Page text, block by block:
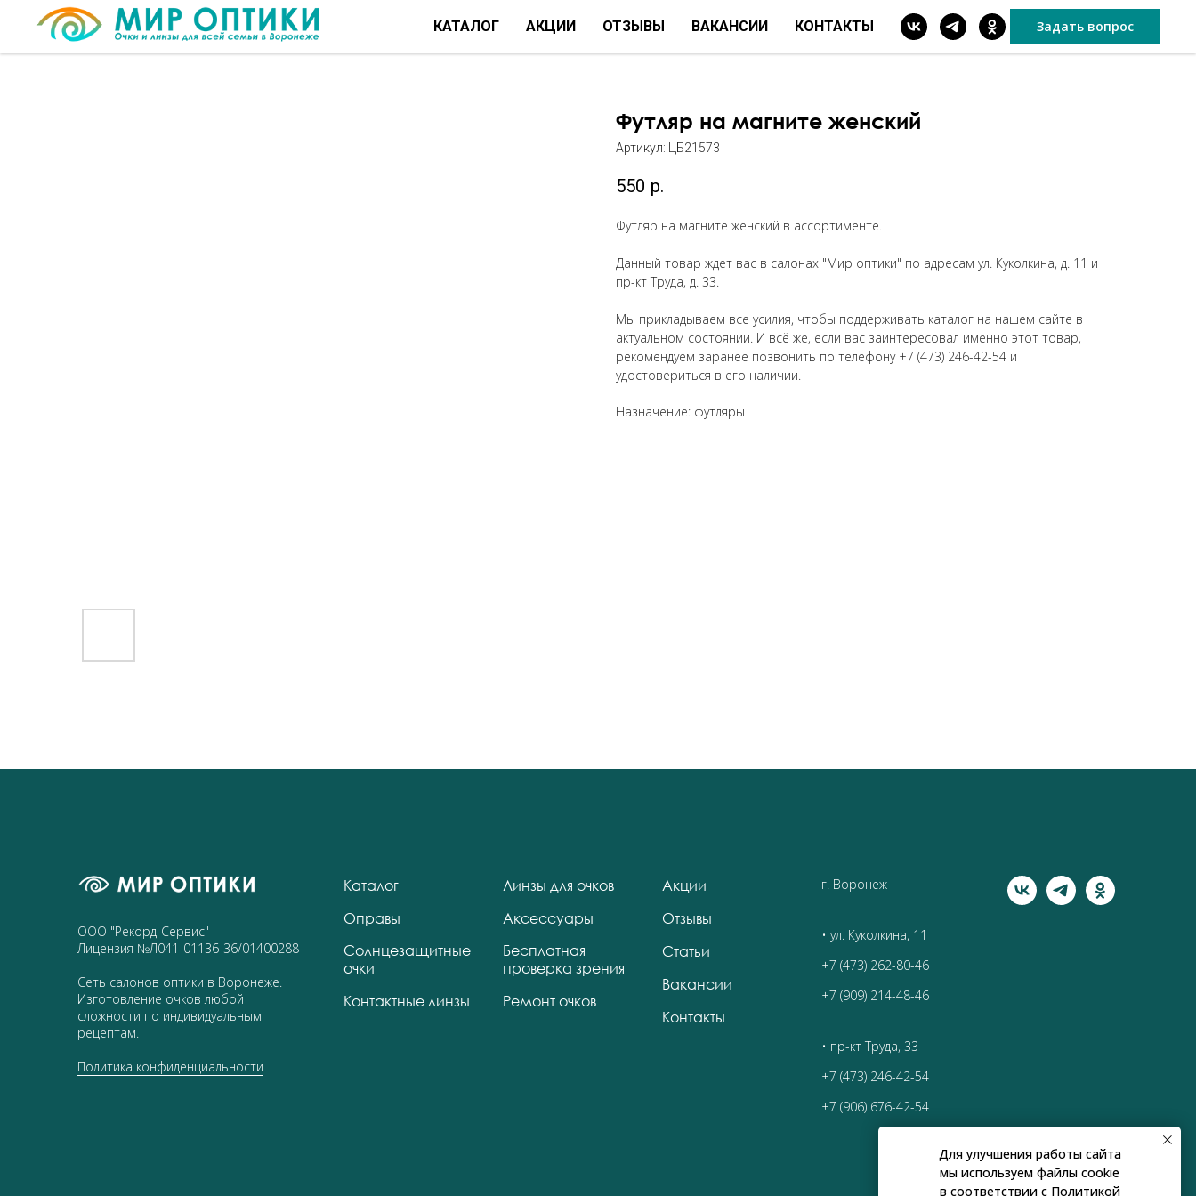
КАТАЛОГ АКЦИИ ОТЗЫВЫ ВАКАНСИИ КОНТАКТЫ Задать вопрос
Футляр на магните женский
Артикул: ЦБ21573
550 р.
Футляр на магните женский в ассортименте.
Данный товар ждет вас в салонах "Мир оптики" по адресам ул. Куколкина, д. 11 и
пр-кт Труда, д. 33.
Мы прикладываем все усилия, чтобы поддерживать каталог на нашем сайте в
актуальном состоянии. И всё же, если вас заинтересовал именно этот товар,
рекомендуем заранее позвонить по телефону +7 (473) 246-42-54 и
удостовериться в его наличии.
Назначение: футляры
Для улучшения работы сайта
мы используем файлы cookie
в соответствии с Политикой
ООО "Рекорд-Сервис"
Лицензия №Л041-01136-36/01400288
Сеть салонов оптики в Воронеже.
Изготовление очков любой
сложности по индивидуальным
рецептам.
Политика конфиденциальности
Каталог
Оправы
Солнцезащитные
очки
Контактные линзы
Линзы для очков
Аксессуары
Бесплатная
проверка зрения
Ремонт очков
Акции
Отзывы
Статьи
Вакансии
Контакты
г. Воронеж
• ул. Куколкина, 11
+7 (473) 262-80-46
+7 (909) 214-48-46
• пр-кт Труда, 33
+7 (473) 246-42-54
+7 (906) 676-42-54